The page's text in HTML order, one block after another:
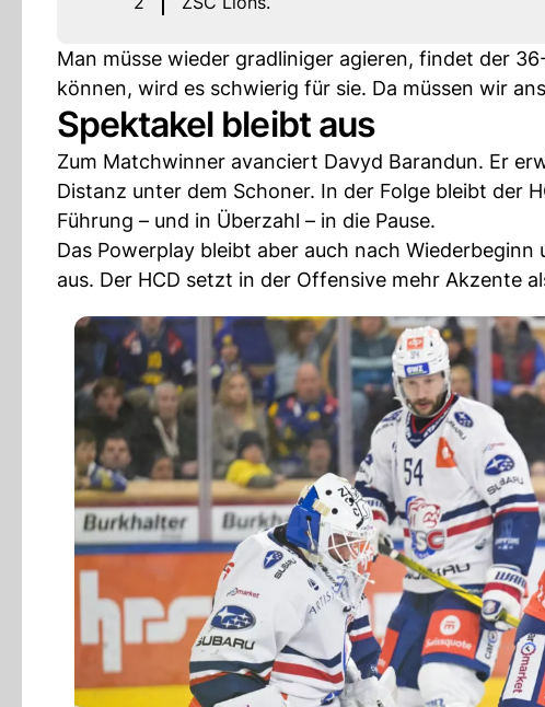
Man müsse wieder gradliniger agieren, findet der
können, wird es schwierig für sie. Da müssen wir
Spektakel bleibt aus
Zum Matchwinner avanciert Davyd Barandun. Er
Distanz unter dem Schoner. In der Folge bleibt der
Führung – und in Überzahl – in die Pause.
Das Powerplay bleibt aber auch nach
aus. Der HCD setzt in der Offensive mehr Akzente